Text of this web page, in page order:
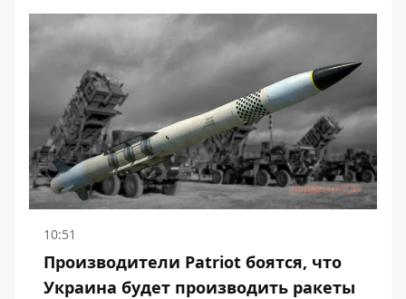
10:51
Производители Patriot боятся, что
Украина будет производить ракеты